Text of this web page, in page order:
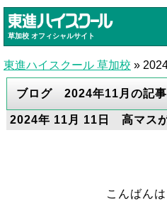
草加校 オフィシャルサイト
東進ハイスクール 草加校 »
ブログ 2024年11月の記
2024年 11月 11日 高マス
こんばんは